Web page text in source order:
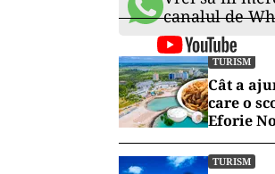
De asemenea,
iarnă, zboruri
Românii vor
de 4 ori mai multe